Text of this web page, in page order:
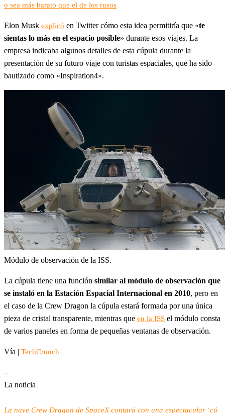
o sea más barato que el de los rusos
Elon Musk explicó en Twitter cómo esta idea permitiría que «te
sientas lo más en el espacio posible» durante esos viajes. La
empresa indicaba algunos detalles de esta cúpula durante la
presentación de su futuro viaje con turistas espaciales, que ha sido
bautizado como «Inspiration4».
Módulo de observación de la ISS.
La cúpula tiene una función similar al módulo de observación que
se instaló en la Estación Espacial Internacional en 2010, pero en
el caso de la Crew Dragon la cúpula estará formada por una única
pieza de cristal transparente, mientras que en la ISS el módulo consta
de varios paneles en forma de pequeñas ventanas de observación.
Vía | TechCrunch
–
La noticia
La nave Crew Dragon de SpaceX contará con una espectacular ‘cú